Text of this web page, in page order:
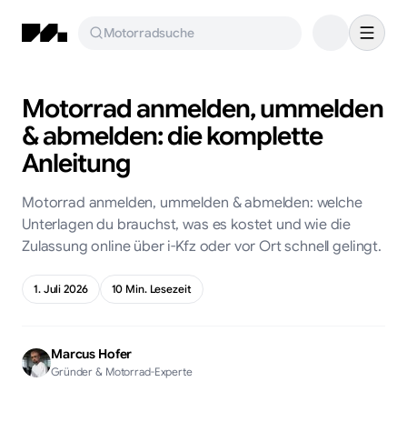
Motorradsuche
Motorrad anmelden, ummelden
& abmelden: die komplette
Anleitung
Motorrad anmelden, ummelden & abmelden: welche
Unterlagen du brauchst, was es kostet und wie die
Zulassung online über i-Kfz oder vor Ort schnell gelingt.
1. Juli 2026 10Min. Lesezeit
Marcus Hofer
Gründer & Motorrad-Experte